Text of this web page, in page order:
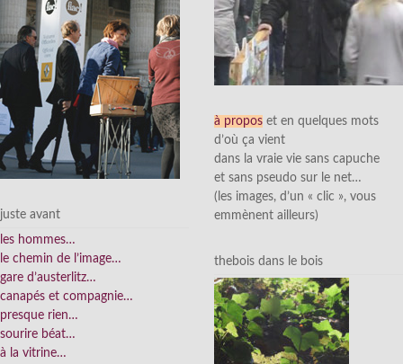
juste avant
les hommes…
le chemin de l’image…
gare d’austerlitz…
canapés et compagnie…
presque rien…
sourire béat…
à la vitrine…
à propos et en quelques mots
d’où ça vient
dans la vraie vie sans capuche
et sans pseudo sur le net…
(les images, d’un « clic », vous
emmènent ailleurs)
thebois dans le bois